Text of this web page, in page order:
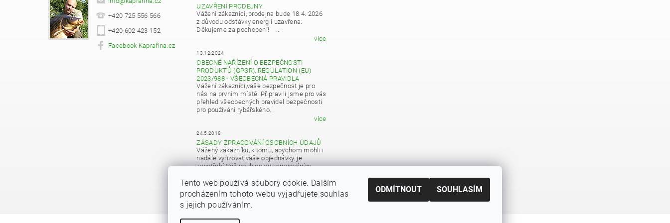
+420 725 556 566
+420 602 423 152
Facebook Kaprařina.cz
UZAVŘENÍ PRODEJNY
Vážení zákazníci, prodejna bude 18.4. 2026
z důvodu odstávky energií uzavřena.
Děkujeme za pochopení! ...
více
13.12.2024
OBECNÉ NAŘÍZENÍ O BEZPEČNOSTI
PRODUKTŮ (GPSR), REGULATION (EU)
2023/988 - VŠEOBECNÁ PRAVIDLA
Vážení zákazníci,vaše bezpečnost je pro
nás na prvním místě. Připravili jsme pro vás
přehled všeobecných pravidel bezpečnosti
pro používání rybářského...
více
24.5.2018
ZÁSADY ZPRACOVÁNÍ OSOBNÍCH ÚDAJŮ
Vážený zákazníku, k tomu, abychom mohli i
nadále vyřizovat vaše objednávky, je
zapotřebí Váš souhlas se zpracováním
více
Tento web používá soubory cookie. Dalším
procházením tohoto webu vyjadřujete souhlas
s jejich používáním.
ODMÍTNOUT SOUHLASÍM